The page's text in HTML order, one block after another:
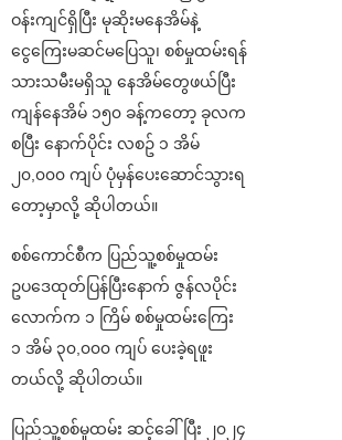
ဝန်းကျင်ရှိပြီး မုဆိုးမနေအိမ်နဲ့
ငွေကြေးမဆင်မပြေသူ၊ စစ်မှုထမ်းရန်
သားသမီးမရှိသူ နေအိမ်တွေဖယ်ပြီး
ကျန်နေအိမ် ၁၅၀ ခန့်ကတော့ ခုလက
စပြီး နောက်ပိုင်း လစဥ် ၁ အိမ်
၂၀,၀၀၀ ကျပ် ပုံမှန်ပေးဆောင်သွားရ
တော့မှာလို့ ဆိုပါတယ်။
စစ်ကောင်စီက ပြည်သူ့စစ်မှုထမ်း
ဥပဒေထုတ်ပြန်ပြီးနောက် ဇွန်လပိုင်း
လောက်က ၁ ကြိမ် စစ်မှုထမ်းကြေး
၁ အိမ် ၃၀,၀၀၀ ကျပ် ပေးခဲ့ရဖူး
တယ်လို့ ဆိုပါတယ်။
ပြည်သူ့စစ်မှုထမ်း ဆင့်ခေါ်ပြီး ၂၀၂၄